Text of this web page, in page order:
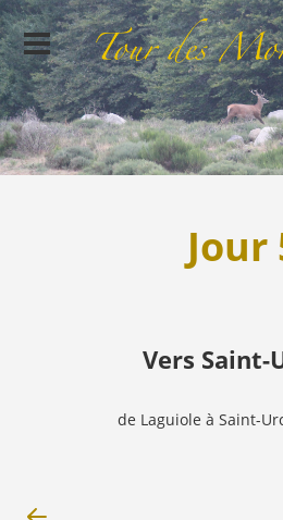
Jour
Vers Saint-
de Laguiole à Saint-